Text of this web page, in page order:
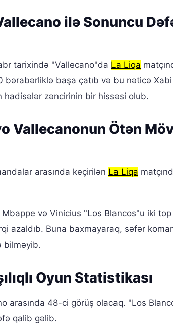
ilə Sonuncu
tarixində "Vallecano"da La Liqa
bərabərliklə başa çatıb və bu nəticə
zəncirinin bir hissəsi olub.
Vallecanonun Ötən
arasında keçirilən La Liqa
və Vinicius "Los Blancos"u iki top
azaldıb. Buna baxmayaraq, səfər
bilməyib.
Oyun Statistikası
arasında 48-ci görüş olacaq. "Los
qalib gəlib.